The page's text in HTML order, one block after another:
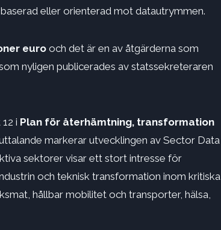
baserad eller orienterad mot datautrymmen.
eurooch det är en av åtgärderna som
nyligen publicerades av statssekreteraren
i Plan för återhämtning, transformation
markerar utvecklingen av Sector Data
sektorer visar ett stort intresse för
och teknisk transformation inom kritiska
hållbar mobilitet och transporter, hälsa,